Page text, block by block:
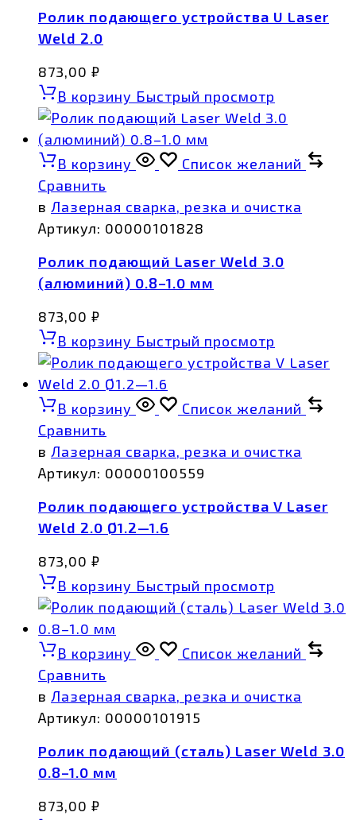
Ролик подающего устройства U Laser
Weld 2.0
873,00 ₽
В корзину Быстрый просмотр
В корзину
Список желаний
Сравнить
в Лазерная сварка, резка и очистка
Артикул: 00000101828
Ролик подающий Laser Weld 3.0
(алюминий) 0.8–1.0 мм
873,00 ₽
В корзину Быстрый просмотр
В корзину
Список желаний
Сравнить
в Лазерная сварка, резка и очистка
Артикул: 00000100559
Ролик подающего устройства V Laser
Weld 2.0 Ø1.2—1.6
873,00 ₽
В корзину Быстрый просмотр
В корзину
Список желаний
Сравнить
в Лазерная сварка, резка и очистка
Артикул: 00000101915
Ролик подающий (cталь) Laser Weld 3.0
0.8–1.0 мм
873,00 ₽